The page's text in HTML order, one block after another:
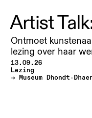
Artist
Ontmoet
lezing over haar
13.09.26
Lezing
Museum Dhondt-